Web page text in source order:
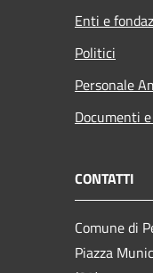
Enti e
Politici
Personale
Documenti
CONTATTI
Comune di
Piazza